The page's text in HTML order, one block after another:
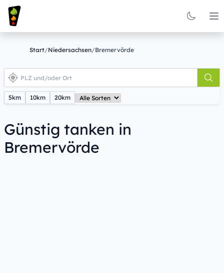
Start/Niedersachsen/Bremervörde
5km 10km 20km
Günstig tanken in
Bremervörde